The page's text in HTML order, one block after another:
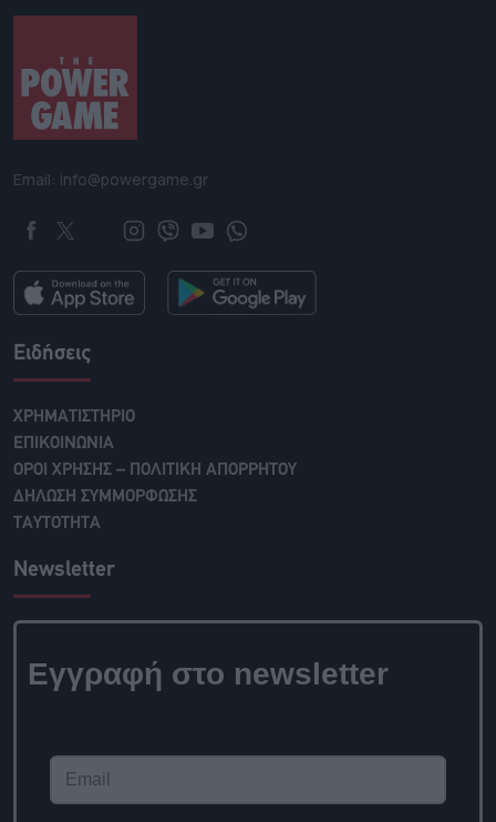
Email: info@powergame.gr
Ειδήσεις
ΧΡΗΜΑΤΙΣΤΗΡΙΟ
ΕΠΙΚΟΙΝΩΝΙΑ
ΟΡΟΙ ΧΡΗΣΗΣ – ΠΟΛΙΤΙΚΗ ΑΠΟΡΡΗΤΟΥ
ΔΗΛΩΣΗ ΣΥΜΜΟΡΦΩΣΗΣ
ΤΑΥΤΟΤΗΤΑ
Newsletter
Εγγραφή στο newsletter